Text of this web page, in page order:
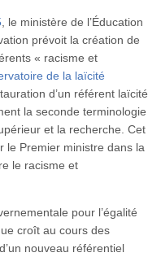
, le ministère de l’Éducation
prévoit la création de
« racisme et
de la laïcité
d’un référent laïcité
la seconde terminologie
et la recherche. Cet
le Premier ministre dans la
le racisme et
pour l’égalité
croît au cours des
nouveau référentiel